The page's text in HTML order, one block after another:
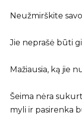
Neužmirškite
Jie neprašė būti
Mažiausia, ką jie
Šeima nėra
myli ir pasirenka